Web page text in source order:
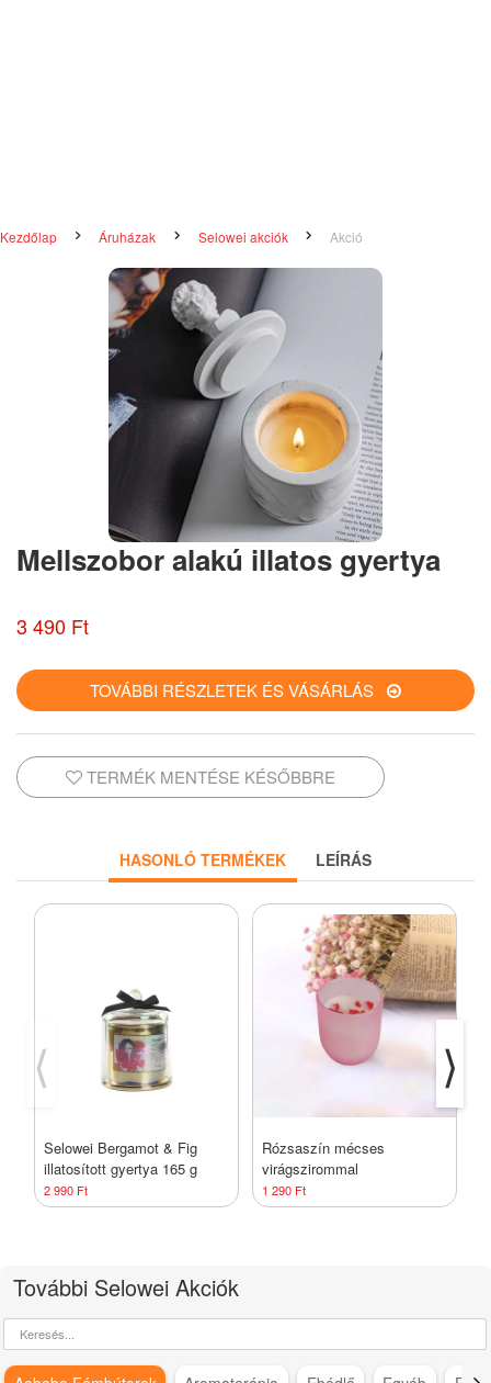
Kezdőlap Áruházak Selowei akciók Akció
Mellszobor alakú illatos gyertya
3 490 Ft
TOVÁBBI RÉSZLETEK ÉS VÁSÁRLÁS
TERMÉK MENTÉSE KÉSŐBBRE
HASONLÓ TERMÉKEK LEÍRÁS
⟨
Selowei Bergamot & Fig
illatosított gyertya 165 g
2 990 Ft
Rózsaszín mécses
virágszirommal
1 290 Ft
⟩
További Selowei Akciók